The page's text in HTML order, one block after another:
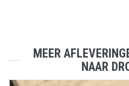
MEER
NAAR